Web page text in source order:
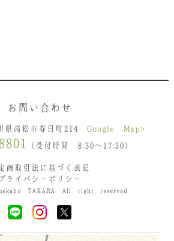
お問い合わせ
県高松市春日町214 Google Map>
（受付時間 8:30〜17:30）
商取引法に基づく表記
プライバシーポリシー
TAKARA All right reserved